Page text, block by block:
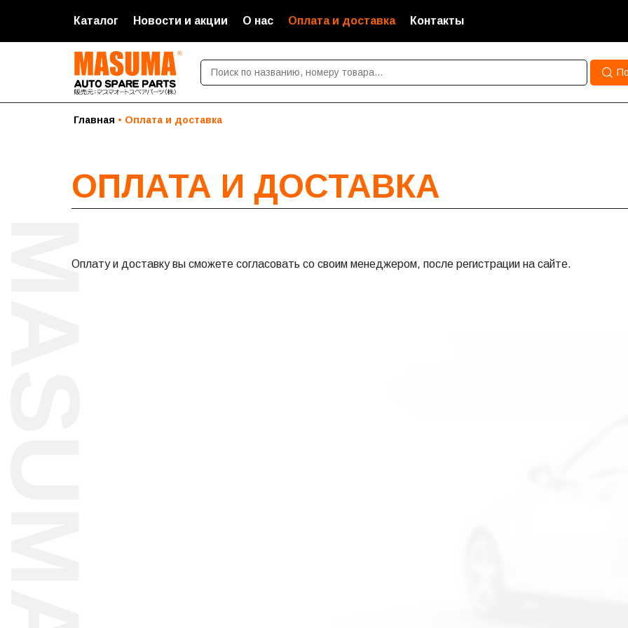
Каталог Новости и акции О нас Оплата и доставка Контакты
Главная Оплата и доставка
ОПЛАТА И ДОСТАВКА
Оплату и доставку вы сможете согласовать со своим менеджером, после регистрации на сайте.